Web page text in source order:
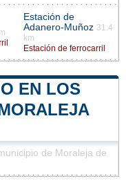
Estación de
Adanero-Muñoz 31.4
km
Estación de ferrocarril
EN LOS
de Moraleja de